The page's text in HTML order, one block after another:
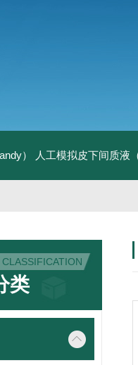
） 人工模拟皮下间质液
类